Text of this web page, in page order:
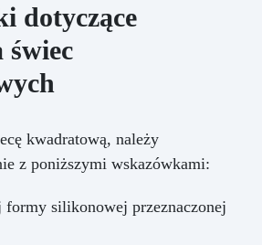
dotyczące
świec
kwadratową, należy
z poniższymi wskazówkami:
silikonowej przeznaczonej